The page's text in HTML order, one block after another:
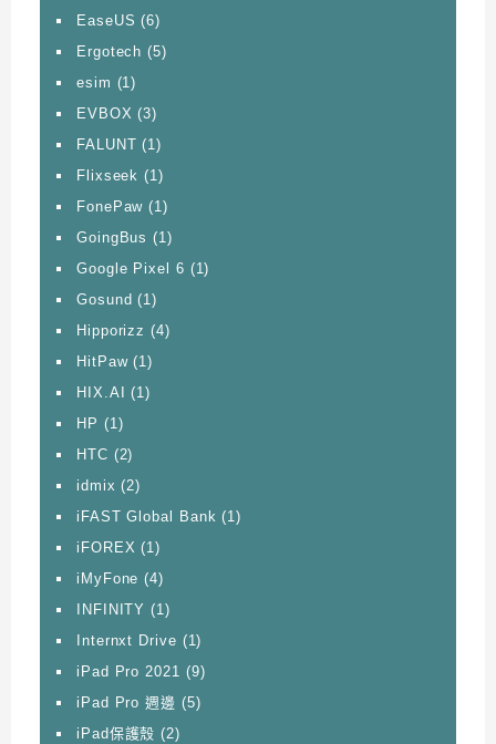
EaseUS (6)
Ergotech (5)
esim (1)
EVBOX (3)
FALUNT (1)
Flixseek (1)
FonePaw (1)
GoingBus (1)
Google Pixel 6 (1)
Gosund (1)
Hipporizz (4)
HitPaw(1)
HIX.AI
(1)
HP (1)
HTC (2)
idmix (2)
iFAST Global Bank (1)
iFOREX (1)
iMyFone (4)
INFINITY (1)
Internxt Drive (1)
iPad Pro 2021 (9)
iPad Pro 週邊 (5)
iPad保護殼 (2)